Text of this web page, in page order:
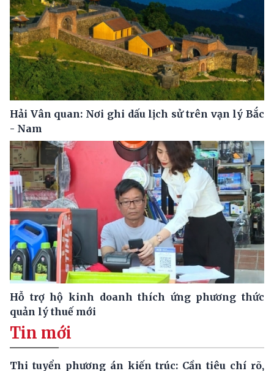
Hải Vân quan: Nơi ghi dấu lịch sử trên vạn lý Bắc
- Nam
Hỗ trợ hộ kinh doanh thích ứng phương thức
quản lý thuế mới
Tin mới
Thi tuyển phương án kiến trúc: Cần tiêu chí rõ,